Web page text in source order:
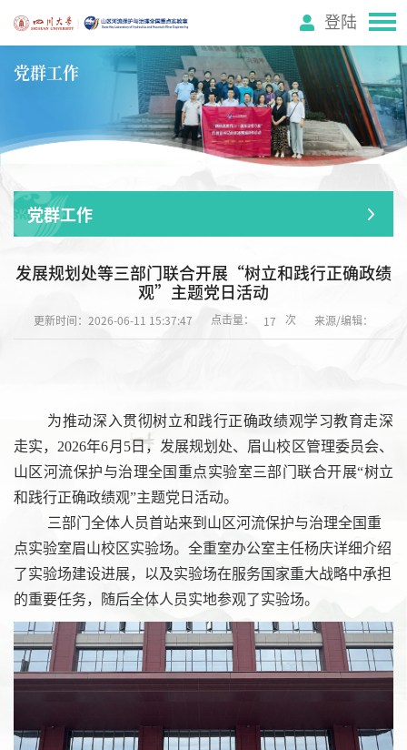
登陆
党群工作
党群工作
发展规划处等三部门联合开展“树立和践行正确政绩
观”主题党日活动
更新时间：2026-06-11 15:37:47 点击量： 17 次 来源/编辑：
为推动深入贯彻树立和践行正确政绩观学习教育走深
走实， 2026年6月 5日，发展规划处、眉山校区管理委员会、
山区河流保护与治理全国重点实验室三部门联合开展“树立
和践行正确政绩观”主题党日 活动。
三部门全体人员首站来到山区河流保护与治理全国重
点实验室眉山校区实验场。全重室办公室主任杨庆详细介绍
了实验场建设进展，以及实验场在服务国家重大战略中承担
的重要任务，随后全体人员实地参观了实验场。